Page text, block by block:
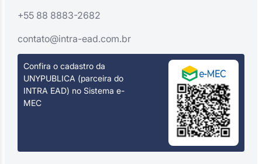
+55 88 8883-2682
contato@intra-ead.com.br
Confira o cadastro da
UNYPUBLICA (parceira do
INTRA EAD) no Sistema e-
MEC